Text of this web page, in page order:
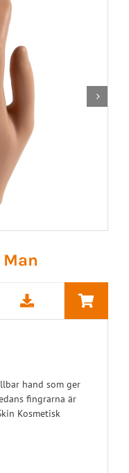

hand som ger
fingrarna är
Kosmetisk